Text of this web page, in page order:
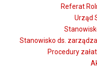
Referat
Urząd
Stanowisko ds.
Procedury